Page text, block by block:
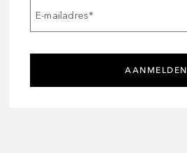
E-mailadres*
AANMELDEN